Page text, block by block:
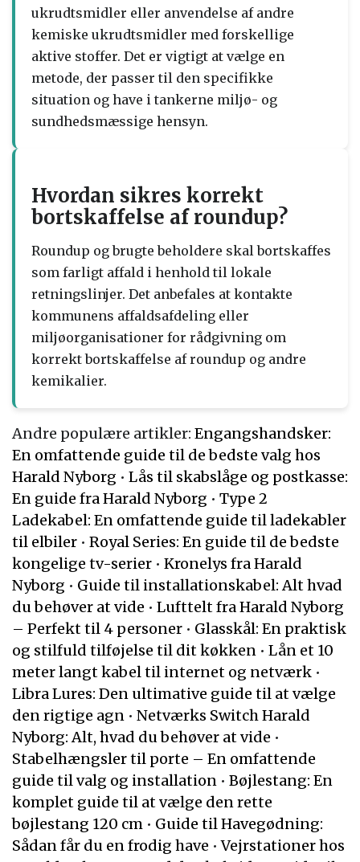
ukrudtsmidler eller anvendelse af andre
kemiske ukrudtsmidler med forskellige
aktive stoffer. Det er vigtigt at vælge en
metode, der passer til den specifikke
situation og have i tankerne miljø- og
sundhedsmæssige hensyn.
Hvordan sikres korrekt
bortskaffelse af roundup?
Roundup og brugte beholdere skal bortskaffes
som farligt affald i henhold til lokale
retningslinjer. Det anbefales at kontakte
kommunens affaldsafdeling eller
miljøorganisationer for rådgivning om
korrekt bortskaffelse af roundup og andre
kemikalier.
Andre populære artikler: Engangshandsker:
En omfattende guide til de bedste valg hos
Harald Nyborg • Lås til skabslåge og postkasse:
En guide fra Harald Nyborg • Type 2
Ladekabel: En omfattende guide til ladekabler
til elbiler • Royal Series: En guide til de bedste
kongelige tv-serier • Kronelys fra Harald
Nyborg • Guide til installationskabel: Alt hvad
du behøver at vide • Lufttelt fra Harald Nyborg
– Perfekt til 4 personer • Glasskål: En praktisk
og stilfuld tilføjelse til dit køkken • Lån et 10
meter langt kabel til internet og netværk •
Libra Lures: Den ultimative guide til at vælge
den rigtige agn • Netværks Switch Harald
Nyborg: Alt, hvad du behøver at vide •
Stabelhængsler til porte – En omfattende
guide til valg og installation • Bøjlestang: En
komplet guide til at vælge den rette
bøjlestang 120 cm • Guide til Havegødning:
Sådan får du en frodig have •Vejrstationer hos